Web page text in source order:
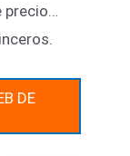
precio…
DE